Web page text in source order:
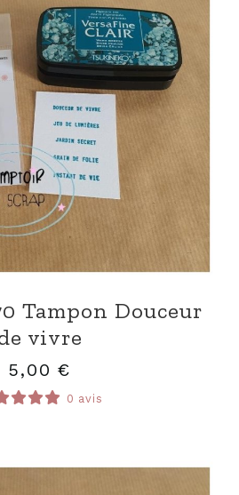
Tampon Douceur
vivre
5,00 €
0 avis